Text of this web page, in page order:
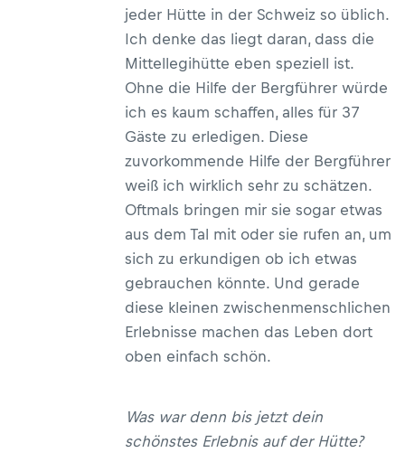
jeder Hütte in der Schweiz so üblich.
Ich denke das liegt daran, dass die
Mittellegihütte eben speziell ist.
Ohne die Hilfe der Bergführer würde
ich es kaum schaffen, alles für 37
Gäste zu erledigen. Diese
zuvorkommende Hilfe der Bergführer
weiß ich wirklich sehr zu schätzen.
Oftmals bringen mir sie sogar etwas
aus dem Tal mit oder sie rufen an, um
sich zu erkundigen ob ich etwas
gebrauchen könnte. Und gerade
diese kleinen zwischenmenschlichen
Erlebnisse machen das Leben dort
oben einfach schön.
Was war denn bis jetzt dein
schönstes Erlebnis auf der Hütte?